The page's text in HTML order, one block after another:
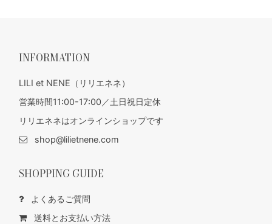
INFORMATION
LILI et NENE（リリエネネ）
営業時間11:00-17:00／土日祝日定休
リリエネネはオンラインショップです
shop@lilietnene.com
SHOPPING GUIDE
よくあるご質問
送料とお支払い方法